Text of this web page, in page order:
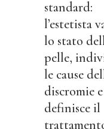
standard:
l’estetista
lo stato
pelle,
le cause
discromie e
definisce il